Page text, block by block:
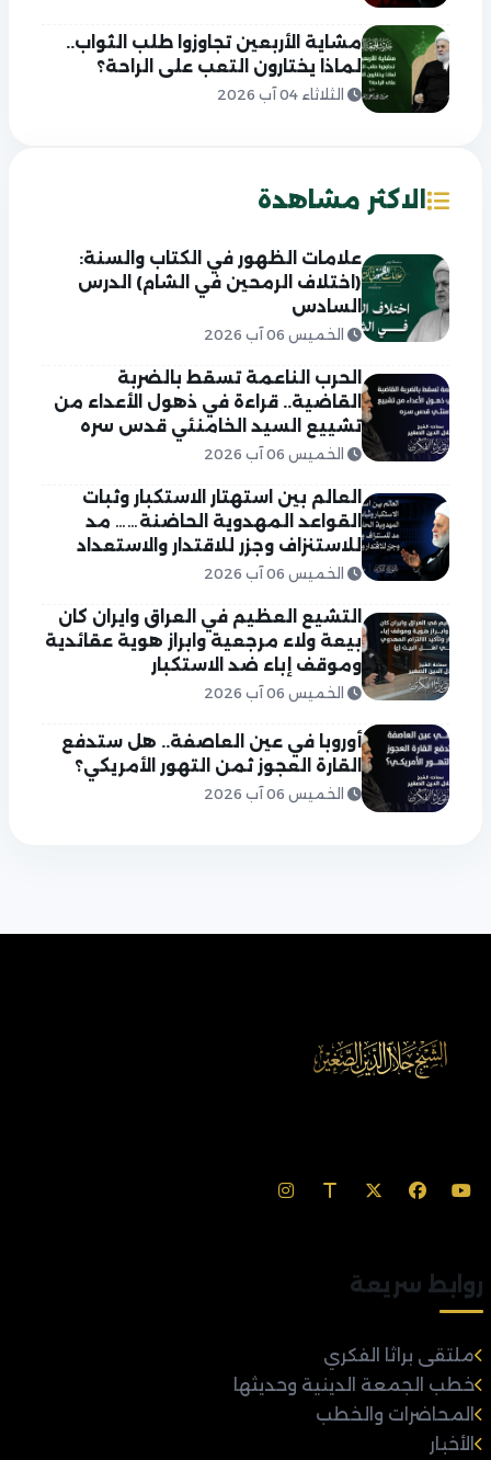
مشاية الأربعين تجاوزوا طلب الثواب..
لماذا يختارون التعب على الراحة؟
الثلاثاء 04 آب 2026
الاكثر مشاهدة
علامات الظهور في الكتاب والسنة:
(اختلاف الرمحين في الشام) الدرس
السادس
الخميس 06 آب 2026
الحرب الناعمة تسقط بالضربة
القاضية.. قراءة في ذهول الأعداء من
تشييع السيد الخامنئي قدس سره
الخميس 06 آب 2026
العالم بين استهتار الاستكبار وثبات
القواعد المهدوية الحاضنة…… مد
للاستنزاف وجزر للاقتدار والاستعداد
الخميس 06 آب 2026
التشيع العظيم في العراق وايران كان
بيعة ولاء مرجعية وابراز هوية عقائدية
وموقف إباء ضد الاستكبار
الخميس 06 آب 2026
أوروبا في عين العاصفة.. هل ستدفع
القارة العجوز ثمن التهور الأمريكي؟
الخميس 06 آب 2026
روابط سريعة
ملتقى براثا الفكري
خطب الجمعة الدينية وحديثها
المحاضرات والخطب
الأخبار